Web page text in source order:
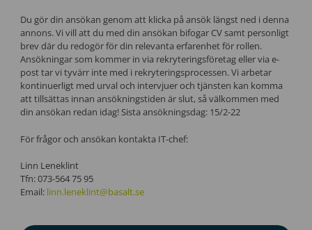
Du gör din ansökan genom att klicka på ansök längst ned i denna
annons. Vi vill att du med din ansökan bifogar CV samt personligt
brev där du redogör för din relevanta erfarenhet för rollen.
Ansökningar som kommer in via rekryteringsföretag eller via e-
post tar vi tyvärr inte med i rekryteringsprocessen. Vi arbetar
kontinuerligt med urval och intervjuer och tjänsten kan komma
att tillsättas innan ansökningstiden är slut, så välkommen med
din ansökan redan idag! Sista ansökningsdag: 15/2-22
För frågor och ansökan kontakta IT-chef:
Linn Leneklint
Tfn: 073-564 75 95
Email: linn.leneklint@basalt.se